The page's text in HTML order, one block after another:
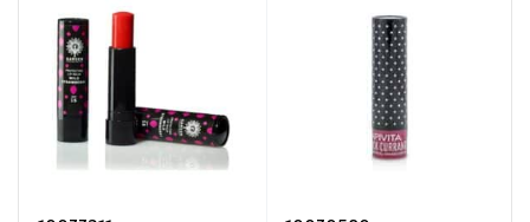
Επανορθώνει την ξηρότητα και τα σκασίματα.
Ανακουφίζει την ερεθισμένη επιδερμίδα.
Οδηγίες χρήσης: